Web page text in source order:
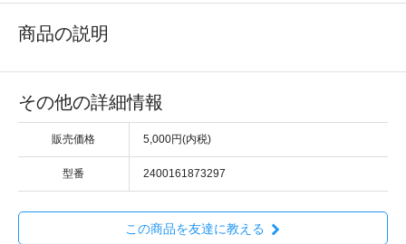
商品の説明
その他の詳細情報
販売価格 5,000円(内税)
型番 2400161873297
この商品を友達に教える